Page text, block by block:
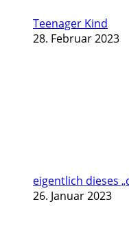
Teenager Kind
28. Februar 2023
eigentlich dieses
26. Januar 2023